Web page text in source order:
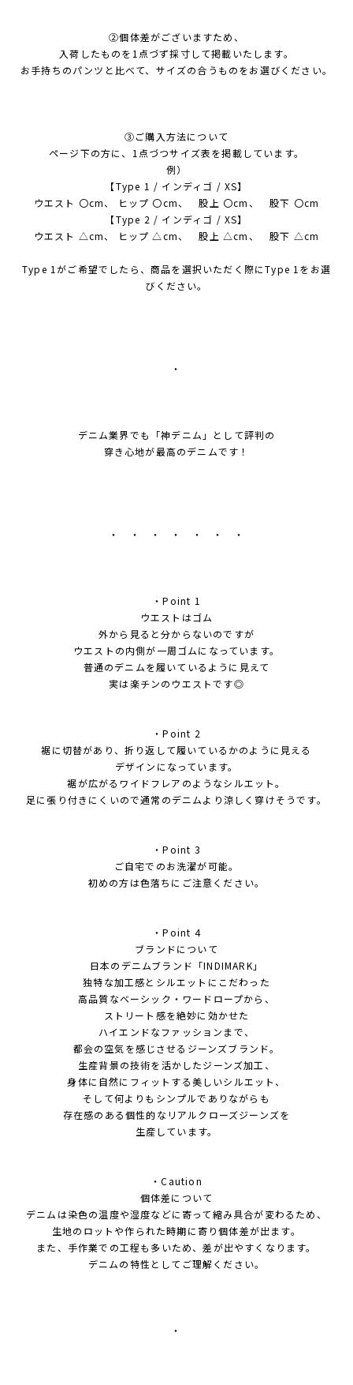
②個体差がございますため、
入荷したものを1点づず採寸して掲載いたします。
お手持ちのパンツと比べて、サイズの合うものをお選びください。
③ご購入方法について
ページ下の方に、1点づつサイズ表を掲載しています。
例）
【Type 1 / インディゴ / XS】
ウエスト 〇cm、 ヒップ 〇cm、 股上 〇cm、 股下 〇cm
【Type 2 / インディゴ / XS】
ウエスト △cm、 ヒップ △cm、 股上 △cm、 股下 △cm
Type 1がご希望でしたら、商品を選択いただく際にType 1をお選
びください。
・
デニム業界でも「神デニム」として評判の
穿き心地が最高のデニムです！
・ ・ ・ ・ ・ ・ ・
・Point 1
ウエストはゴム
外から見ると分からないのですが
ウエストの内側が一周ゴムになっています。
普通のデニムを履いているように見えて
実は楽チンのウエストです◎
・Point 2
裾に切替があり、折り返して履いているかのように見える
デザインになっています。
裾が広がるワイドフレアのようなシルエット。
足に張り付きにくいので通常のデニムより涼しく穿けそうです。
・Point 3
ご自宅でのお洗濯が可能。
初めの方は色落ちにご注意ください。
・Point 4
ブランドについて
日本のデニムブランド「INDIMARK」
独特な加工感とシルエットにこだわった
高品質なベーシック・ワードロープから、
ストリート感を絶妙に効かせた
ハイエンドなファッションまで、
都会の空気を感じさせるジーンズブランド。
生産背景の技術を活かしたジーンズ加工、
身体に自然にフィットする美しいシルエット、
そして何よりもシンプルでありながらも
存在感のある個性的なリアルクローズジーンズを
生産しています。
・Caution
個体差について
デニムは染色の温度や湿度などに寄って縮み具合が変わるため、
生地のロットや作られた時期に寄り個体差が出ます。
また、手作業での工程も多いため、差が出やすくなります。
デニムの特性としてご理解ください。
・